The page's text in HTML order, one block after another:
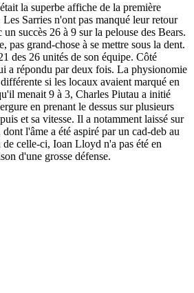
la superbe affiche de la première
Les Sarries n'ont pas manqué leur retour
succès 26 à 9 sur la pelouse des Bears.
pas grand-chose à se mettre sous la dent.
des 26 unités de son équipe. Côté
a répondu par deux fois. La physionomie
si les locaux avaient marqué en
menait 9 à 3, Charles Piutau a initié
en prenant le dessus sur plusieurs
et sa vitesse. Il a notamment laissé sur
l'âme a été aspiré par un cad-deb au
celle-ci, Ioan Lloyd n'a pas été en
d'une grosse défense.